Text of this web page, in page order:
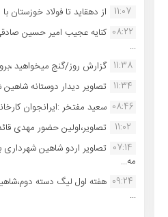
11:07 از دهقاید تا فولاد خوزستان
08:22 کنایه عجیب امیر حسین
...
11:38 گزارش روز/گنج میخواهید
11:34 تصاویر دیدار دوستانه
08:46 سعید مفتخر :ایرانجوان
11:02
تصاویر،اولین حضور مهدی
07:14 تصاویر اردو شاهین
مه...
09:24 هفته اول لیگ دسته
...